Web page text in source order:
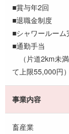
■賞与年2回
■退職金制度
■シャワールーム
■通勤手当
（片道2km未
て上限55,000円）
事業内容
畜産業